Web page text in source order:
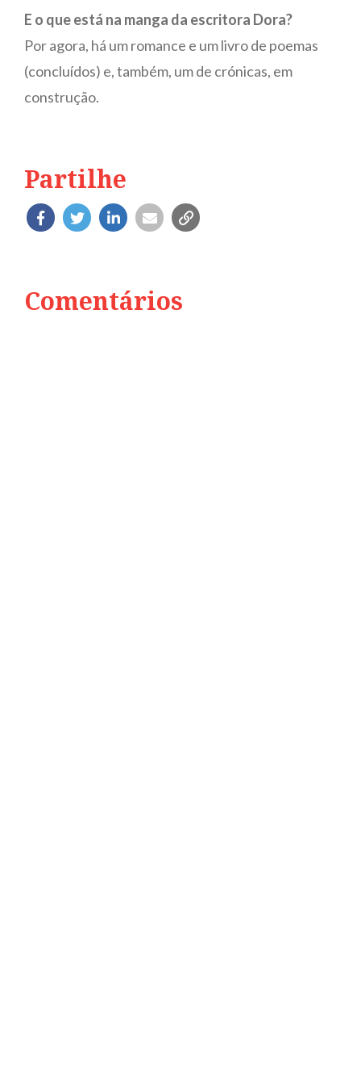
E o que está na manga da escritora Dora?
Por agora, há um romance e um livro de poemas
(concluídos) e, também, um de crónicas, em
construção.
Partilhe
Comentários